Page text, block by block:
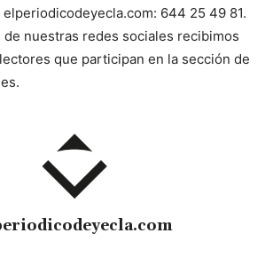
elperiodicodeyecla.com: 644 25 49 81.
de nuestras redes sociales recibimos
que participan en la sección de